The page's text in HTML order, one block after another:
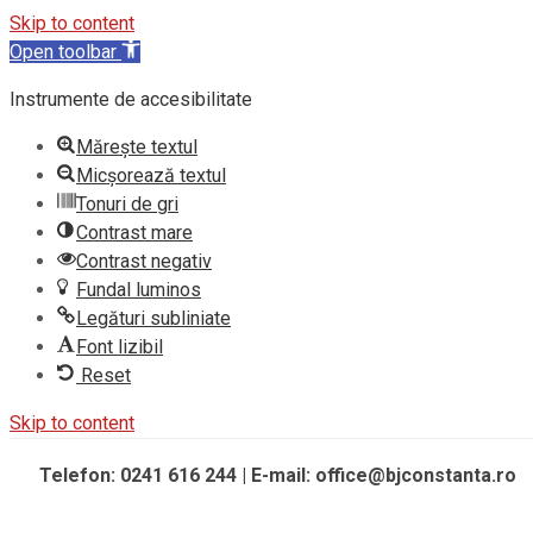
Skip to content
Open toolbar
Instrumente de accesibilitate
Mărește textul
Micșorează textul
Tonuri de gri
Contrast mare
Contrast negativ
Fundal luminos
Legături subliniate
Font lizibil
Reset
Skip to content
Telefon: 0241 616 244 | E-mail: office@bjconstanta.ro